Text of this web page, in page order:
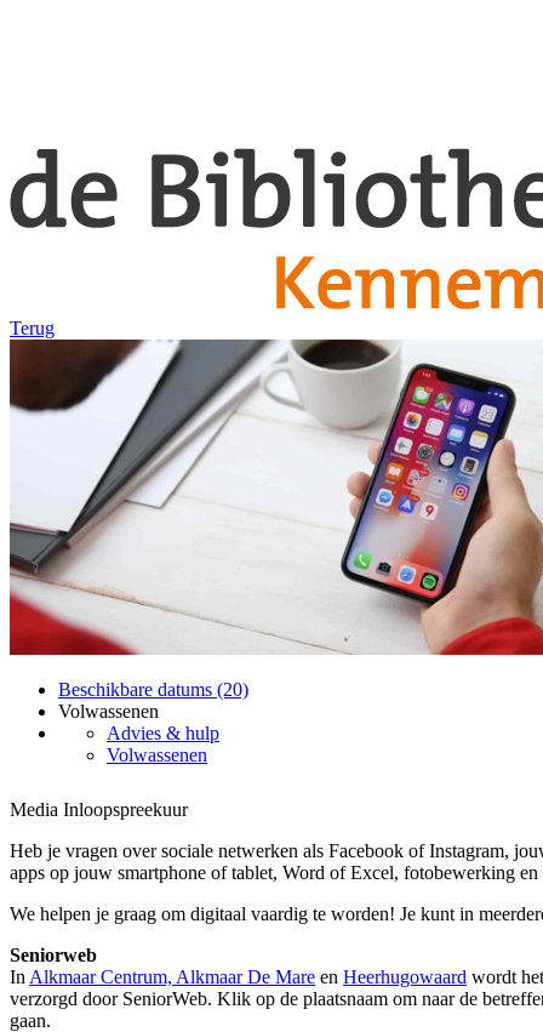
Terug
Beschikbare datums (20)
Volwassenen
Advies & hulp
Volwassenen
Media Inloopspreekuur
Heb je vragen over sociale netwerken als Facebook of Instagram,
apps op jouw smartphone of tablet, Word of Excel, fotobewerking en
We helpen je graag om digitaal vaardig te worden! Je kunt in
Seniorweb
In Alkmaar Centrum, Alkmaar De Mare en Heerhugowaard wordt
verzorgd door SeniorWeb. Klik op de plaatsnaam om naar de
gaan.